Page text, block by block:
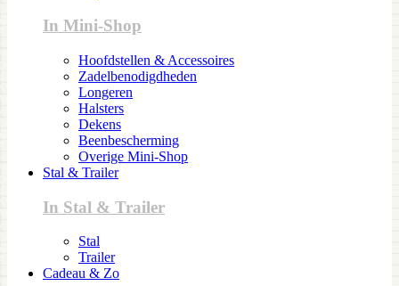
In Mini-Shop
Hoofdstellen & Accessoires
Zadelbenodigdheden
Longeren
Halsters
Dekens
Beenbescherming
Overige Mini-Shop
Stal & Trailer
In Stal & Trailer
Stal
Trailer
Cadeau & Zo